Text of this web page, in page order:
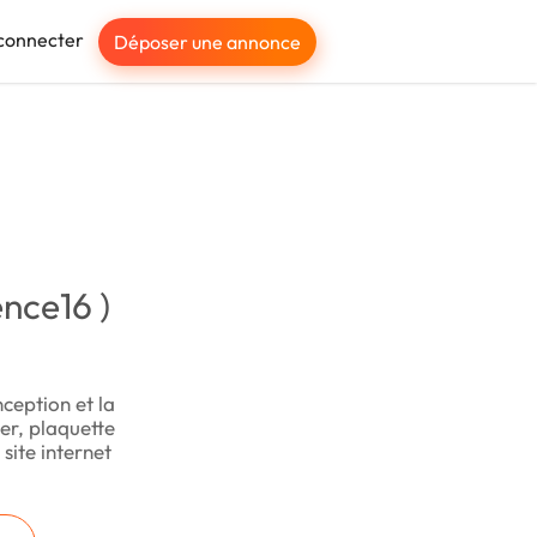
Déposer une annonce
)
et la
plaquette
internet